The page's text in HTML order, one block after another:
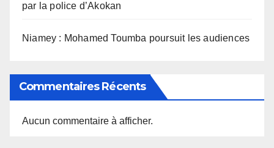
par la police d’Akokan
Niamey : Mohamed Toumba poursuit les audiences
Commentaires Récents
Aucun commentaire à afficher.